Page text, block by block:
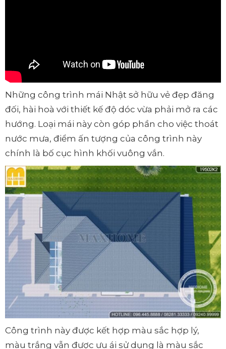
Những công trình mái Nhật sở hữu vẻ đẹp đăng
đối, hài hoà với thiết kế độ dóc vừa phải mở ra các
hướng. Loại mái này còn góp phần cho việc thoát
nước mưa, điểm ấn tượng của công trình này
chính là bố cục hình khối vuông vắn.
Công trình này được kết hợp màu sắc hợp lý,
màu trắng vẫn được ưu ái sử dụng là màu sắc